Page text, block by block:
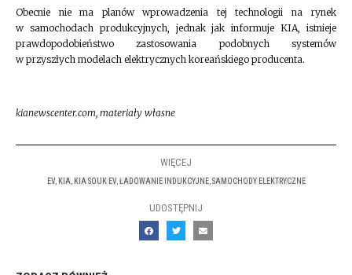
Obecnie nie ma planów wprowadzenia tej technologii na rynek
w samochodach produkcyjnych, jednak jak informuje KIA, istnieje
prawdopodobieństwo zastosowania podobnych systemów
w przyszłych modelach elektrycznych koreańskiego producenta.
kianewscenter.com, materiały własne
WIĘCEJ
EV, KIA KIA SOUK EV, ŁADOWANIE INDUKCYJNE, SAMOCHODY ELEKTRYCZNE
UDOSTĘPNIJ